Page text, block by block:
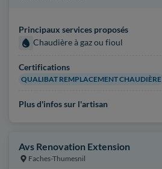
Principaux services proposés
Chaudière à gaz ou fioul
Certifications
QUALIBAT REMPLACEMENT CHAUDIÈRE
Plus d'infos sur l'artisan
Avs Renovation Extension
Faches-Thumesnil